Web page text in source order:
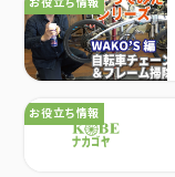
カテゴリ：
お役立ち情報